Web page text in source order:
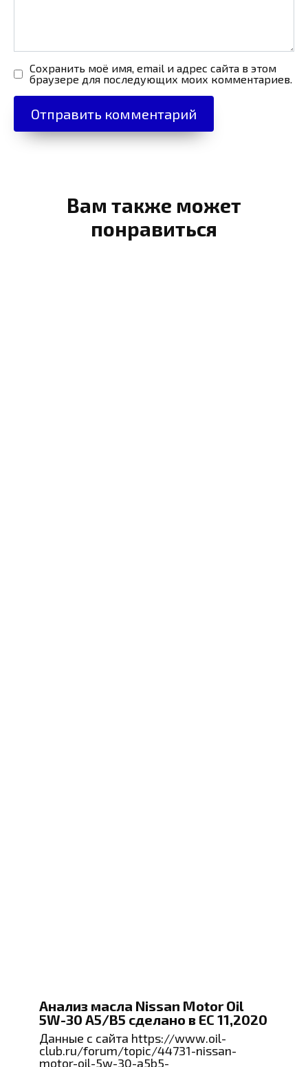
Сохранить моё имя, email и адрес сайта в этом
браузере для последующих моих комментариев.
Вам также может
понравиться
Анализ масла Nissan Motor Oil
5W-30 A5/B5 сделано в ЕС 11,2020
Данные с сайта https://www.oil-
club.ru/forum/topic/44731-nissan-
motor-oil-5w-30-a5b5-